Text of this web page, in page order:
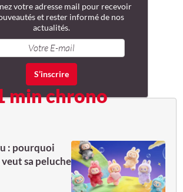
votre adresse mail pour recevoir
et rester informé de nos
actualités.
min chrono
: pourquoi
sa peluche